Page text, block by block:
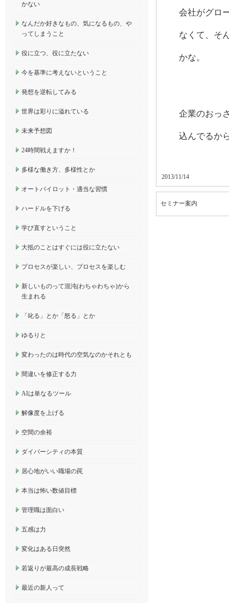
会社がグロ
なくて、そ
かな。
企業のおっ
込んでるか
2013/11/14
セミナー案内
かない
なんだか好きなもの、気になるもの、や
ってしまうこと
役に立つ、役に立たない
今を基準に考えないということ
発想を逆転してみる
世界は彩りに溢れている
未来予想図
24時間戦えますか！
多様な働き方、多様性とか
オートパイロット・適当な習慣
ハードルを下げる
学び直すということ
大抵のことはすぐには役に立たない
プロセスが楽しい、プロセスを楽しむ
新しいものって混沌(わちゃわちゃ)から
生まれる
「叱る」とか「怒る」とか
ゆるりと
変わったのは時代の空気なのかそれとも
間違いを修正する力
AIは単なるツール
解像度を上げる
空間の余裕
ダイバーシティの本質
居心地がいい職場の罠
本当は怖い数値目標
管理職は面白い
五感は力
変化はある日突然
若返りが最高の成長戦略
最近の新人って